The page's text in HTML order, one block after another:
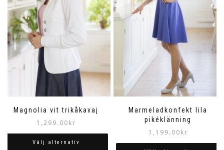
Magnolia vit trikåkavaj
1,299.00kr
Välj alternativ
Marmeladkonfekt lila
pikéklänning
1,199.00kr